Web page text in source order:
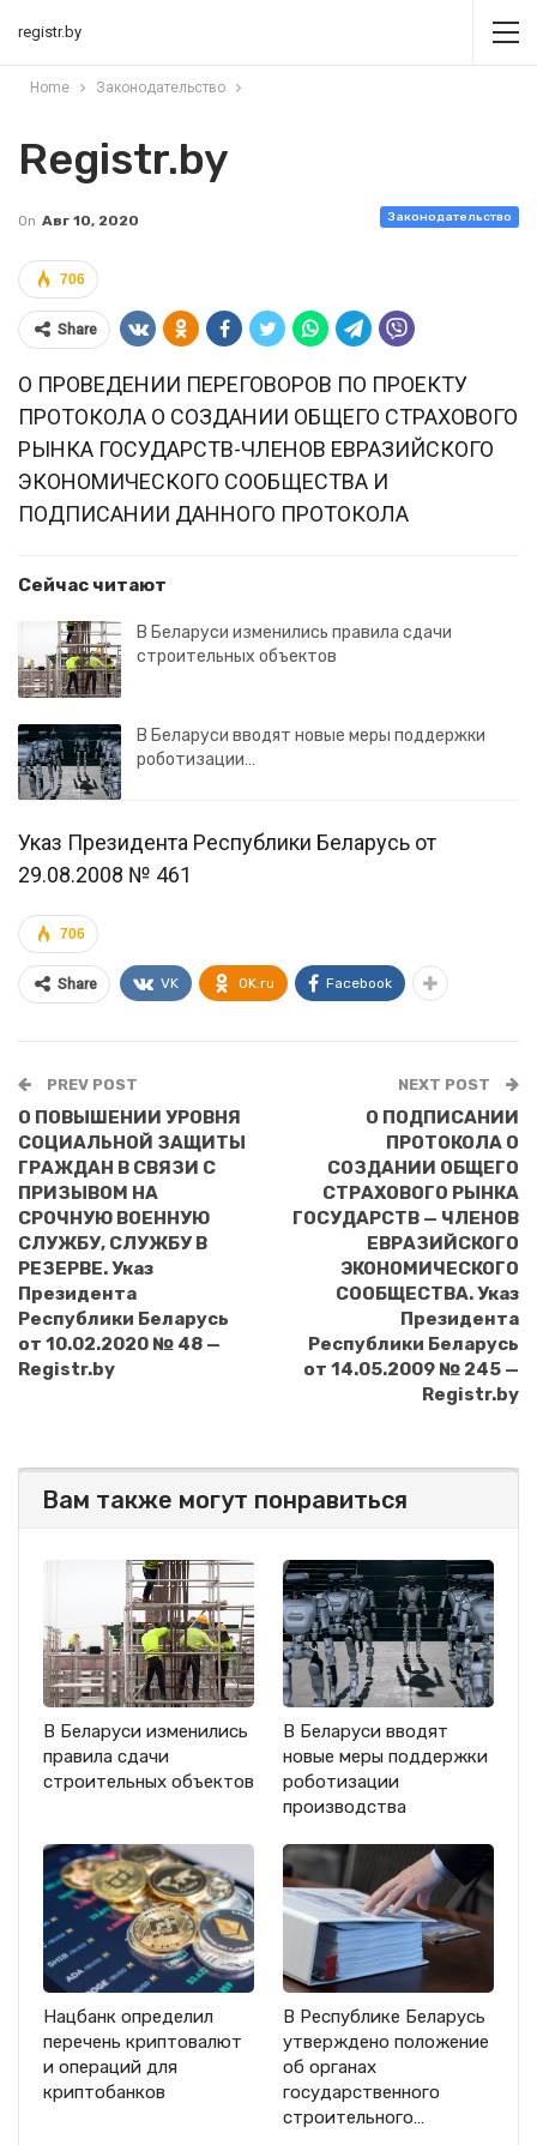
registr.by
Home Законодательство
Registr.by
Законодательство
On Авг 10, 2020
706
Share
О ПРОВЕДЕНИИ ПЕРЕГОВОРОВ ПО ПРОЕКТУ
ПРОТОКОЛА О СОЗДАНИИ ОБЩЕГО СТРАХОВОГО
РЫНКА ГОСУДАРСТВ-ЧЛЕНОВ ЕВРАЗИЙСКОГО
ЭКОНОМИЧЕСКОГО СООБЩЕСТВА И
ПОДПИСАНИИ ДАННОГО ПРОТОКОЛА
Сейчас читают
В Беларуси изменились правила сдачи
строительных объектов
В Беларуси вводят новые меры поддержки
роботизации…
Указ Президента Республики Беларусь от
29.08.2008 № 461
706
Share VK OK.ru Facebook
PREV POST
О ПОВЫШЕНИИ УРОВНЯ
СОЦИАЛЬНОЙ ЗАЩИТЫ
ГРАЖДАН В СВЯЗИ С
ПРИЗЫВОМ НА
СРОЧНУЮ ВОЕННУЮ
СЛУЖБУ, СЛУЖБУ В
РЕЗЕРВЕ. Указ
Президента
Республики Беларусь
от 10.02.2020 № 48 —
Registr.by
NEXT POST
О ПОДПИСАНИИ
ПРОТОКОЛА О
СОЗДАНИИ ОБЩЕГО
СТРАХОВОГО РЫНКА
ГОСУДАРСТВ — ЧЛЕНОВ
ЕВРАЗИЙСКОГО
ЭКОНОМИЧЕСКОГО
СООБЩЕСТВА. Указ
Президента
Республики Беларусь
от 14.05.2009 № 245 —
Registr.by
Вам также могут понравиться
В Беларуси изменились
правила сдачи
строительных объектов
В Беларуси вводят
новые меры поддержки
роботизации
производства
Нацбанк определил
перечень криптовалют
и операций для
криптобанков
В Республике Беларусь
утверждено положение
об органах
государственного
строительного…